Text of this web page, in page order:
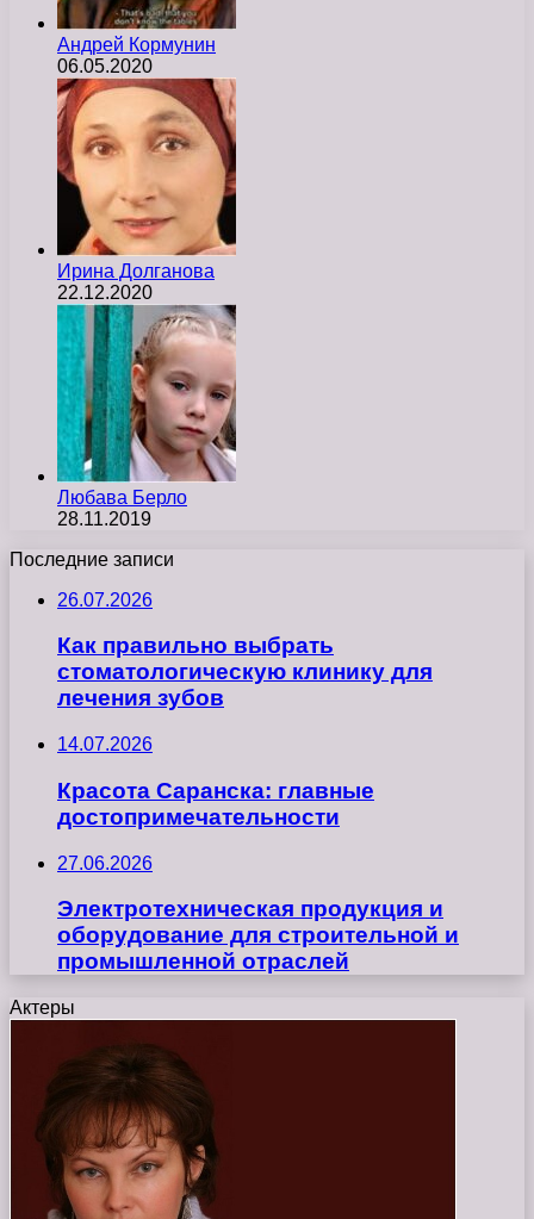
Андрей Кормунин
06.05.2020
Ирина Долганова
22.12.2020
Любава Берло
28.11.2019
Последние записи
26.07.2026
Как правильно выбрать
стоматологическую клинику для
лечения зубов
14.07.2026
Красота Саранска: главные
достопримечательности
27.06.2026
Электротехническая продукция и
оборудование для строительной и
промышленной отраслей
Актеры